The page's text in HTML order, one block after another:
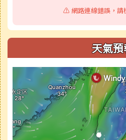
⚠️ 網路連線錯誤，請
天氣